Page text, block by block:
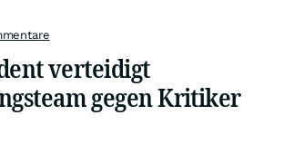
verteidigt
gegen Kritiker